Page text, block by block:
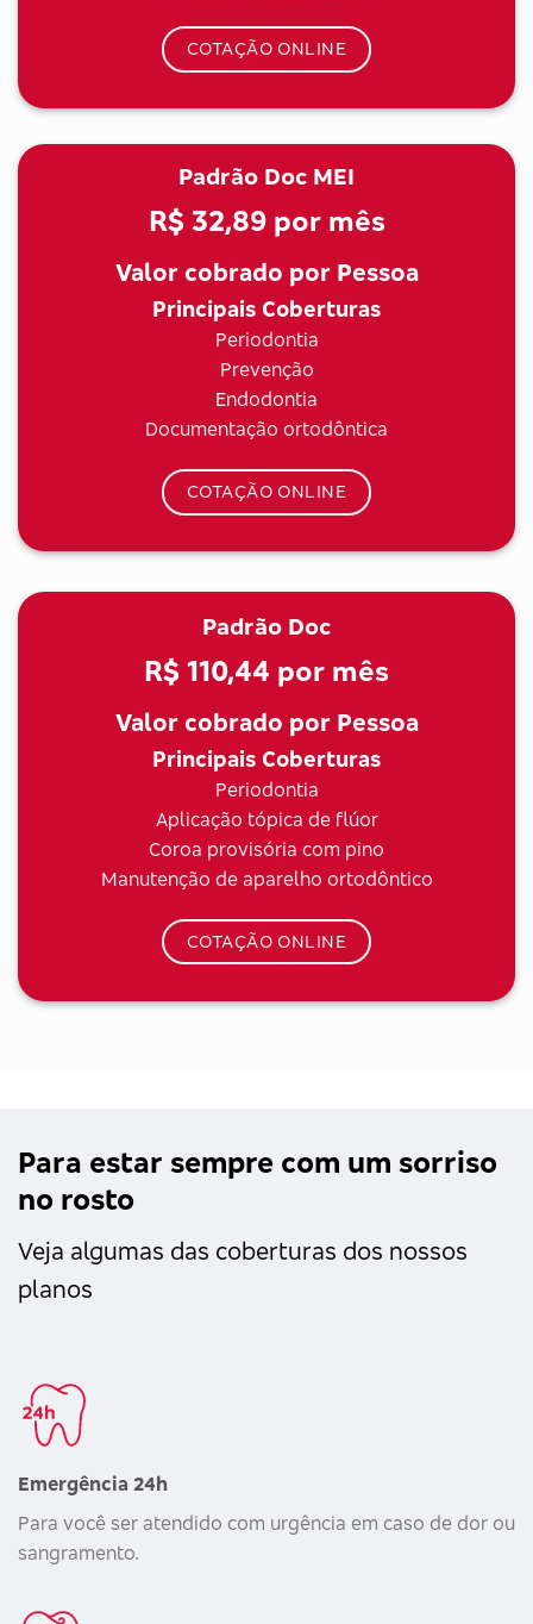
COTAÇÃO ONLINE
Padrão Doc MEI
R$ 32,89por mês
Valor cobrado por Pessoa
Principais Coberturas
Periodontia
Prevenção
Endodontia
Documentação ortodôntica
COTAÇÃO ONLINE
Padrão Doc
R$ 110,44 por mês
Valor cobrado por Pessoa
Principais Coberturas
Periodontia
Aplicação tópica de flúor
Coroa provisória com pino
Manutenção de aparelho ortodôntico
COTAÇÃO ONLINE
Para estar sempre com um sorriso
no rosto
Veja algumas das coberturas dos nossos
planos
Emergência 24h
Para você ser atendido com urgência em caso de dor ou
sangramento.